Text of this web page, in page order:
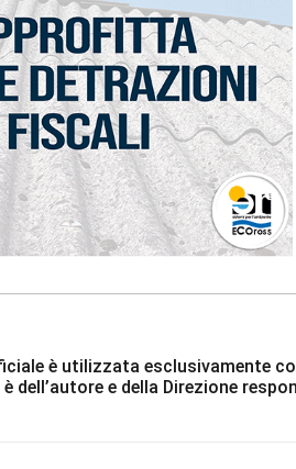
è utilizzata esclusivamente
e della Direzione